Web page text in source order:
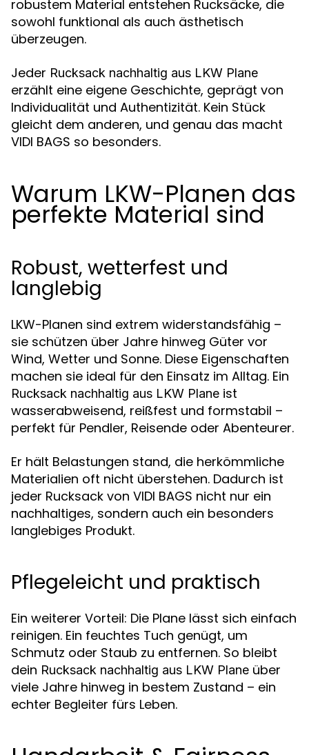
robustem Material entstehen Rucksäcke, die
sowohl funktional als auch ästhetisch
überzeugen.
Jeder Rucksack nachhaltig aus LKW Plane
erzählt eine eigene Geschichte, geprägt von
Individualität und Authentizität. Kein Stück
gleicht dem anderen, und genau das macht
VIDI BAGS so besonders.
Warum LKW-Planen das
perfekte Material sind
Robust, wetterfest und
langlebig
LKW-Planen sind extrem widerstandsfähig –
sie schützen über Jahre hinweg Güter vor
Wind, Wetter und Sonne. Diese Eigenschaften
machen sie ideal für den Einsatz im Alltag. Ein
Rucksack nachhaltig aus LKW Plane ist
wasserabweisend, reißfest und formstabil –
perfekt für Pendler, Reisende oder Abenteurer.
Er hält Belastungen stand, die herkömmliche
Materialien oft nicht überstehen. Dadurch ist
jeder Rucksack von VIDI BAGS nicht nur ein
nachhaltiges, sondern auch ein besonders
langlebiges Produkt.
Pflegeleicht und praktisch
Ein weiterer Vorteil: Die Plane lässt sich einfach
reinigen. Ein feuchtes Tuch genügt, um
Schmutz oder Staub zu entfernen. So bleibt
dein Rucksack nachhaltig aus LKW Plane über
viele Jahre hinweg in bestem Zustand – ein
echter Begleiter fürs Leben.